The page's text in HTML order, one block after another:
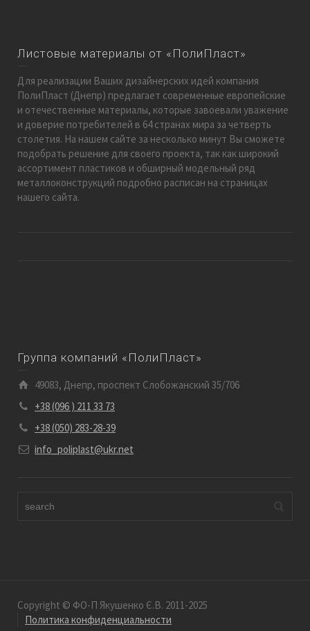
Листовые материалы от «ПолиПласт»
Для реализации Ваших дизайнерских идей компания
ПолиПласт (Днепр) предлагает современные европейские
и отечественные материалы, которые завоевали уважение
и доверие потребителей в 64 странах мира за четверть
столетия. На нашем сайте за несколько минут Вы сможете
подобрать решение для своего проекта, так как широкий
ассортимент пластиков и обширный модельный ряд
металлоконструкций подробно расписан на страницах
нашего сайта.
Группа компаний «ПолиПласт»
49083, Днепр, проспект Слобожанский 35/706
+38 (096 ) 211 33 73
+38 (050) 283-28-39
info_poliplast@ukr.net
Copyright © ФО-П Якушенко Є.В. 2011-2025
Политика конфиденциальности